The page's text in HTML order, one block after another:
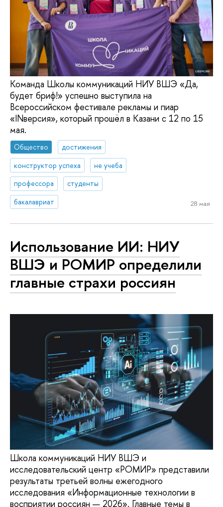
Команда Школы коммуникаций НИУ ВШЭ «Да,
будет бриф!» успешно выступила на
Всероссийском фестивале рекламы и пиар
«INверсия», который прошёл в Казани с 12 по 15
мая.
Общество
достижения
конструктор успеха
не учеба
профессора
студенты
бакалавриат
28 мая
Использование ИИ: НИУ
ВШЭ и РОМИР определили
главные страхи россиян
Школа коммуникаций НИУ ВШЭ и
исследовательский центр «РОМИР» представили
результаты третьей волны ежегодного
исследования «Информационные технологии в
восприятии россиян — 2026». Главные темы в